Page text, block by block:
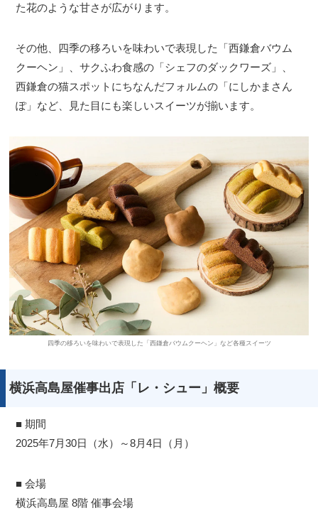
た花のような甘さが広がります。
その他、四季の移ろいを味わいで表現した「西鎌倉バウム
クーヘン」、サクふわ食感の「シェフのダックワーズ」、
西鎌倉の猫スポットにちなんだフォルムの「にしかまさん
ぽ」など、見た目にも楽しいスイーツが揃います。
四季の移ろいを味わいで表現した「西鎌倉バウムクーヘン」など各種スイーツ
横浜高島屋催事出店「レ・シュー」概要
■ 期間
2025年7月30日（水）～8月4日（月）
■ 会場
横浜高島屋 8階 催事会場